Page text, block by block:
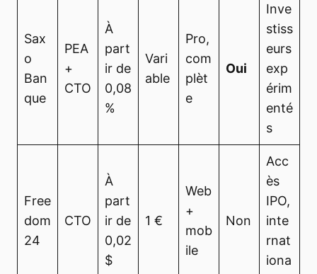
Sax
o
Ban
que
PEA
+
CTO
À
part
ir de
0,08
%
Vari
able
Pro,
com
plèt
e
Oui
Inve
stiss
eurs
exp
érim
enté
s
Free
dom
24
CTO
À
part
ir de
0,02
$
1 €
Web
+
mob
ile
Non
Acc
ès
IPO,
inte
rnat
iona